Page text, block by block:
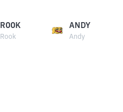
ROOK
Rook
ANDY
Andy